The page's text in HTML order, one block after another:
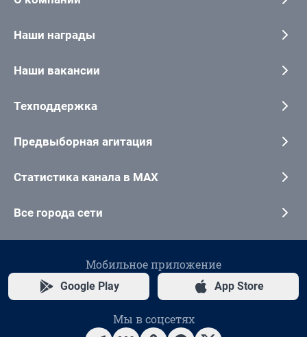
Наши награды
Наши вакансии
Техподдержка
Предвыборная агитация
Статистика канала в MAX
Все города сети
Мобильное приложение
Google Play App Store
Мы в соцсетях